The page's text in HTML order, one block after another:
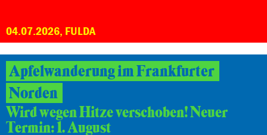
04.07.2026, FULDA
Apfelwanderung im Frankfurter
Norden
Wird wegen Hitze verschoben! Neuer
Termin: 1. August